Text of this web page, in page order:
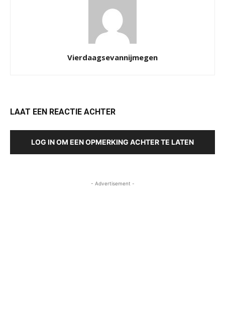
Vierdaagsevannijmegen
LAAT EEN REACTIE ACHTER
LOG IN OM EEN OPMERKING ACHTER TE LATEN
- Advertisement -